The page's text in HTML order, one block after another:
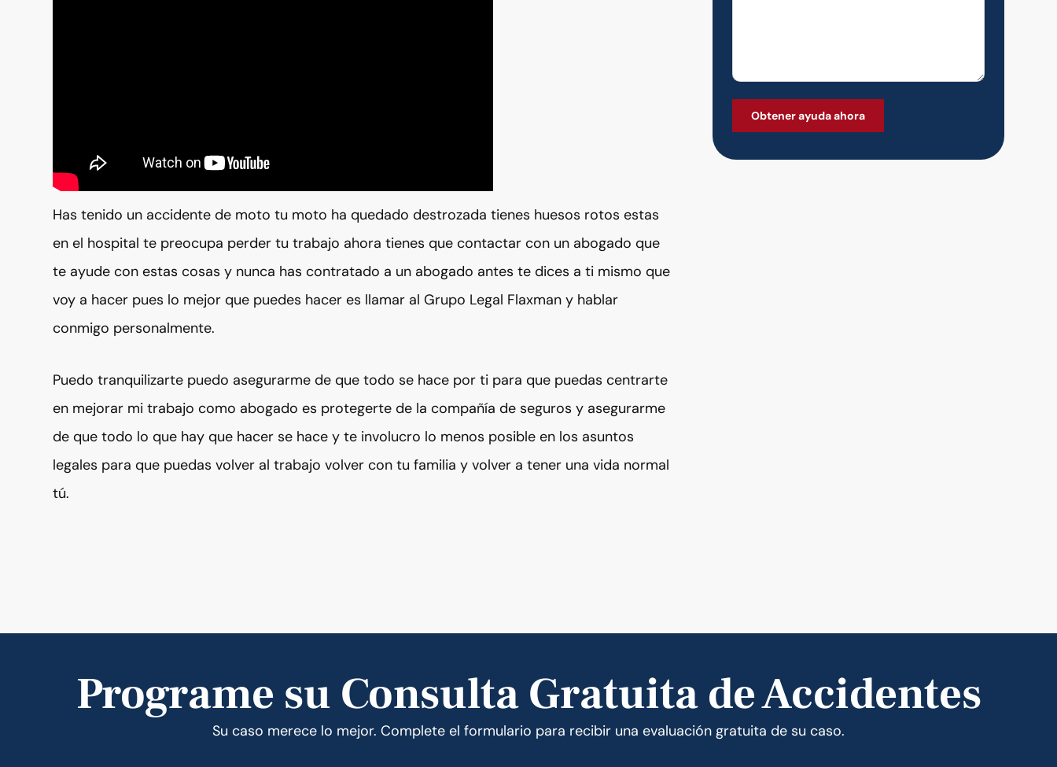
Has tenido un accidente de moto tu moto ha quedado destrozada tienes huesos rotos estas
en el hospital te preocupa perder tu trabajo ahora tienes que contactar con un abogado que
te ayude con estas cosas y nunca has contratado a un abogado antes te dices a ti mismo que
voy a hacer pues lo mejor que puedes hacer es llamar al Grupo Legal Flaxman y hablar
conmigo personalmente.
Puedo tranquilizarte puedo asegurarme de que todo se hace por ti para que puedas centrarte
en mejorar mi trabajo como abogado es protegerte de la compañía de seguros y asegurarme
de que todo lo que hay que hacer se hace y te involucro lo menos posible en los asuntos
legales para que puedas volver al trabajo volver con tu familia y volver a tener una vida normal
tú.
Programe su Consulta Gratuita de Accidentes
Su caso merece lo mejor. Complete el formulario para recibir una evaluación gratuita de su caso.